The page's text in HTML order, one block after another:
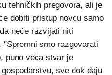
tehničkih pregovora, ali je
dobiti pristup novcu samo
neće razvijati niti
"Spremni smo razgovarati
puno veća stvar je
sve dok daju